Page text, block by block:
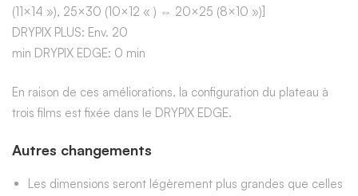
(11×14 »), 25×30 (10×12 « ) ⇔ 20×25 (8×10 »)]
DRYPIX PLUS: Env. 20
min DRYPIX EDGE: 0 min
En raison de ces améliorations, la configuration du plateau à
trois films est fixée dans le DRYPIX EDGE.
Autres changements
Les dimensions seront légèrement plus grandes que celles